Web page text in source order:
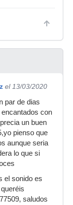
el 13/03/2020
par de dias
con
un buen
pienso que
aunque seria
lo que si
el sonido es
saludos